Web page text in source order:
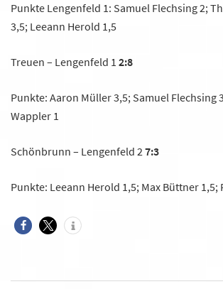
Punkte Lengenfeld 1: Samuel Flechsing 2;
3,5; Leeann Herold 1,5
Treuen – Lengenfeld 1 2:8
Punkte: Aaron Müller 3,5; Samuel Flechsing
Wappler 1
Schönbrunn – Lengenfeld 27:3
Punkte: Leeann Herold 1,5; Max Büttner 1,5;